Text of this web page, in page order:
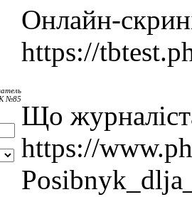
№85
Онлайн-
https://
Що
https://